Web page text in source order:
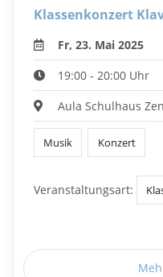
Klassenkonzert
Fr, 23. Mai 2025
19:00 - 20:00 Uhr
Aula Schulhaus
Musik Konzert
Veranstaltungsart: